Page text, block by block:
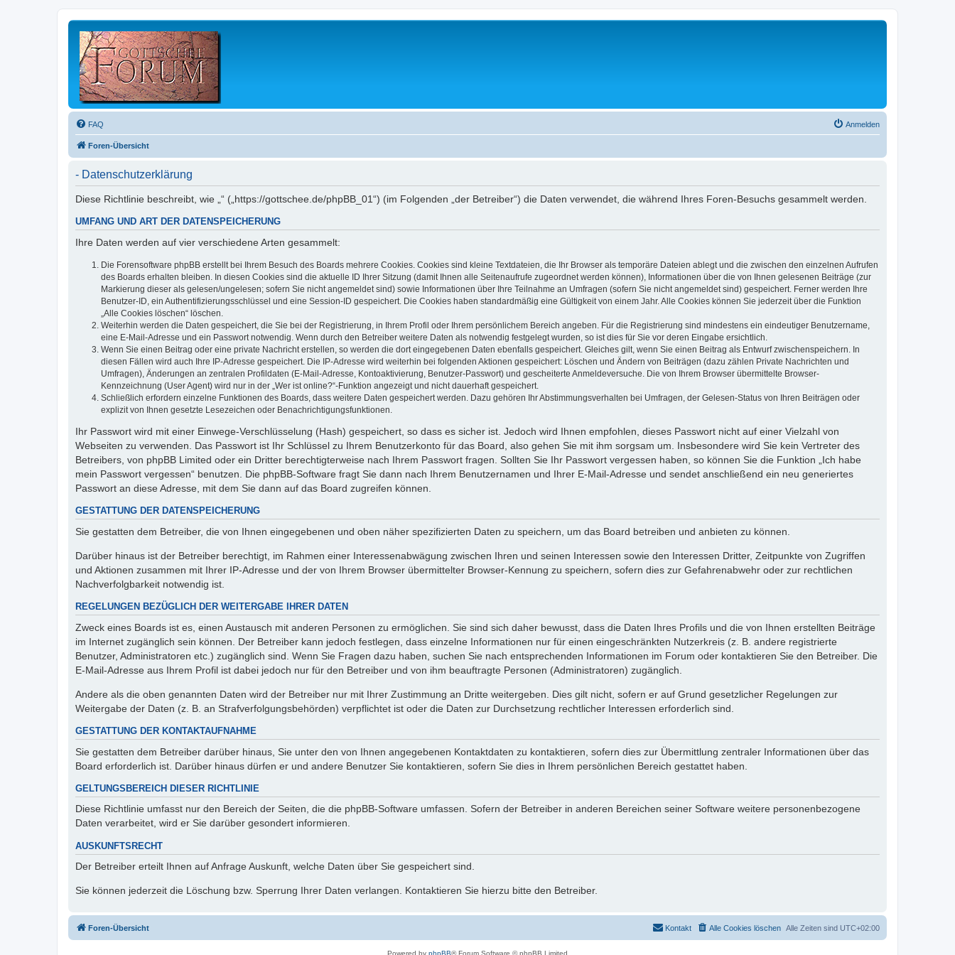
FAQ Anmelden
Foren-Übersicht
- Datenschutzerklärung
Diese Richtlinie beschreibt, wie „“ („https://gottschee.de/phpBB_01“) (im Folgenden „der Betreiber“) die Daten verwendet, die während Ihres Foren-Besuchs gesammelt werden.
UMFANG UND ART DER DATENSPEICHERUNG
Ihre Daten werden auf vier verschiedene Arten gesammelt:
Die Forensoftware phpBB erstellt bei Ihrem Besuch des Boards mehrere Cookies. Cookies sind kleine Textdateien, die Ihr Browser als temporäre Dateien ablegt und die zwischen den einzelnen Aufrufen
des Boards erhalten bleiben. In diesen Cookies sind die aktuelle ID Ihrer Sitzung (damit Ihnen alle Seitenaufrufe zugeordnet werden können), Informationen über die von Ihnen gelesenen Beiträge (zur
Markierung dieser als gelesen/ungelesen; sofern Sie nicht angemeldet sind) sowie Informationen über Ihre Teilnahme an Umfragen (sofern Sie nicht angemeldet sind) gespeichert. Ferner werden Ihre
Benutzer-ID, ein Authentifizierungsschlüssel und eine Session-ID gespeichert. Die Cookies haben standardmäßig eine Gültigkeit von einem Jahr. Alle Cookies können Sie jederzeit über die Funktion
„Alle Cookies löschen“ löschen.
Weiterhin werden die Daten gespeichert, die Sie bei der Registrierung, in Ihrem Profil oder Ihrem persönlichem Bereich angeben. Für die Registrierung sind mindestens ein eindeutiger Benutzername,
eine E-Mail-Adresse und ein Passwort notwendig. Wenn durch den Betreiber weitere Daten als notwendig festgelegt wurden, so ist dies für Sie vor deren Eingabe ersichtlich.
Wenn Sie einen Beitrag oder eine private Nachricht erstellen, so werden die dort eingegebenen Daten ebenfalls gespeichert. Gleiches gilt, wenn Sie einen Beitrag als Entwurf zwischenspeichern. In
diesen Fällen wird auch Ihre IP-Adresse gespeichert. Die IP-Adresse wird weiterhin bei folgenden Aktionen gespeichert: Löschen und Ändern von Beiträgen (dazu zählen Private Nachrichten und
Umfragen), Änderungen an zentralen Profildaten (E-Mail-Adresse, Kontoaktivierung, Benutzer-Passwort) und gescheiterte Anmeldeversuche. Die von Ihrem Browser übermittelte Browser-
Kennzeichnung (User Agent) wird nur in der „Wer ist online?“-Funktion angezeigt und nicht dauerhaft gespeichert.
Schließlich erfordern einzelne Funktionen des Boards, dass weitere Daten gespeichert werden. Dazu gehören Ihr Abstimmungsverhalten bei Umfragen, der Gelesen-Status von Ihren Beiträgen oder
explizit von Ihnen gesetzte Lesezeichen oder Benachrichtigungsfunktionen.
Ihr Passwort wird mit einer Einwege-Verschlüsselung (Hash) gespeichert, so dass es sicher ist. Jedoch wird Ihnen empfohlen, dieses Passwort nicht auf einer Vielzahl von
Webseiten zu verwenden. Das Passwort ist Ihr Schlüssel zu Ihrem Benutzerkonto für das Board, also gehen Sie mit ihm sorgsam um. Insbesondere wird Sie kein Vertreter des
Betreibers, von phpBB Limited oder ein Dritter berechtigterweise nach Ihrem Passwort fragen. Sollten Sie Ihr Passwort vergessen haben, so können Sie die Funktion „Ich habe
mein Passwort vergessen“ benutzen. Die phpBB-Software fragt Sie dann nach Ihrem Benutzernamen und Ihrer E-Mail-Adresse und sendet anschließend ein neu generiertes
Passwort an diese Adresse, mit dem Sie dann auf das Board zugreifen können.
GESTATTUNG DER DATENSPEICHERUNG
Sie gestatten dem Betreiber, die von Ihnen eingegebenen und oben näher spezifizierten Daten zu speichern, um das Board betreiben und anbieten zu können.
Darüber hinaus ist der Betreiber berechtigt, im Rahmen einer Interessenabwägung zwischen Ihren und seinen Interessen sowie den Interessen Dritter, Zeitpunkte von Zugriffen
und Aktionen zusammen mit Ihrer IP-Adresse und der von Ihrem Browser übermittelter Browser-Kennung zu speichern, sofern dies zur Gefahrenabwehr oder zur rechtlichen
Nachverfolgbarkeit notwendig ist.
REGELUNGEN BEZÜGLICH DER WEITERGABE IHRER DATEN
Zweck eines Boards ist es, einen Austausch mit anderen Personen zu ermöglichen. Sie sind sich daher bewusst, dass die Daten Ihres Profils und die von Ihnen erstellten Beiträge
im Internet zugänglich sein können. Der Betreiber kann jedoch festlegen, dass einzelne Informationen nur für einen eingeschränkten Nutzerkreis (z. B. andere registrierte
Benutzer, Administratoren etc.) zugänglich sind. Wenn Sie Fragen dazu haben, suchen Sie nach entsprechenden Informationen im Forum oder kontaktieren Sie den Betreiber. Die
E-Mail-Adresse aus Ihrem Profil ist dabei jedoch nur für den Betreiber und von ihm beauftragte Personen (Administratoren) zugänglich.
Andere als die oben genannten Daten wird der Betreiber nur mit Ihrer Zustimmung an Dritte weitergeben. Dies gilt nicht, sofern er auf Grund gesetzlicher Regelungen zur
Weitergabe der Daten (z. B. an Strafverfolgungsbehörden) verpflichtet ist oder die Daten zur Durchsetzung rechtlicher Interessen erforderlich sind.
GESTATTUNG DER KONTAKTAUFNAHME
Sie gestatten dem Betreiber darüber hinaus, Sie unter den von Ihnen angegebenen Kontaktdaten zu kontaktieren, sofern dies zur Übermittlung zentraler Informationen über das
Board erforderlich ist. Darüber hinaus dürfen er und andere Benutzer Sie kontaktieren, sofern Sie dies in Ihrem persönlichen Bereich gestattet haben.
GELTUNGSBEREICH DIESER RICHTLINIE
Diese Richtlinie umfasst nur den Bereich der Seiten, die die phpBB-Software umfassen. Sofern der Betreiber in anderen Bereichen seiner Software weitere personenbezogene
Daten verarbeitet, wird er Sie darüber gesondert informieren.
AUSKUNFTSRECHT
Der Betreiber erteilt Ihnen auf Anfrage Auskunft, welche Daten über Sie gespeichert sind.
Sie können jederzeit die Löschung bzw. Sperrung Ihrer Daten verlangen. Kontaktieren Sie hierzu bitte den Betreiber.
Foren-Übersicht Alle Zeiten sind UTC+02:00
Alle Cookies löschen
Kontakt
Powered by phpBB® Forum Software © phpBB Limited